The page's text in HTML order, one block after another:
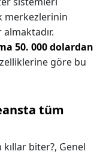
merkezlerinin
50. 000 dolardan
göre bu
tüm
biter?, Genel